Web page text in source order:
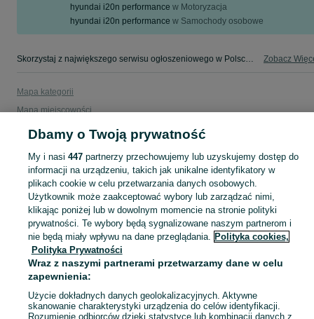
hyundai i20n performance w Motoryzacja
hyundai i20n performance w Samochody osobowe
Skorzystaj z największego serwisu ogłoszeniowego w Polsce! hyundai i20n - kupuj lub sprzedawaj jeszcze wygodniej w kategorii Hyundai! Zobacz
Mapa kategorii
Mapa miejscowości
Mapa ministron
Dbamy o Twoją prywatność
My i nasi 447partnerzy przechowujemy lub uzyskujemy dostęp do
informacji na urządzeniu, takich jak unikalne identyfikatory w
plikach cookie w celu przetwarzania danych osobowych.
Użytkownik może zaakceptować wybory lub zarządzać nimi,
klikając poniżej lub w dowolnym momencie na stronie polityki
prywatności. Te wybory będą sygnalizowane naszym partnerom i
nie będą miały wpływu na dane przeglądania. Polityka cookies,
Polityka Prywatności
Wraz z naszymi partnerami przetwarzamy dane w celu
zapewnienia:
Użycie dokładnych danych geolokalizacyjnych. Aktywne
skanowanie charakterystyki urządzenia do celów identyfikacji.
Rozumienie odbiorców dzięki statystyce lub kombinacji danych z